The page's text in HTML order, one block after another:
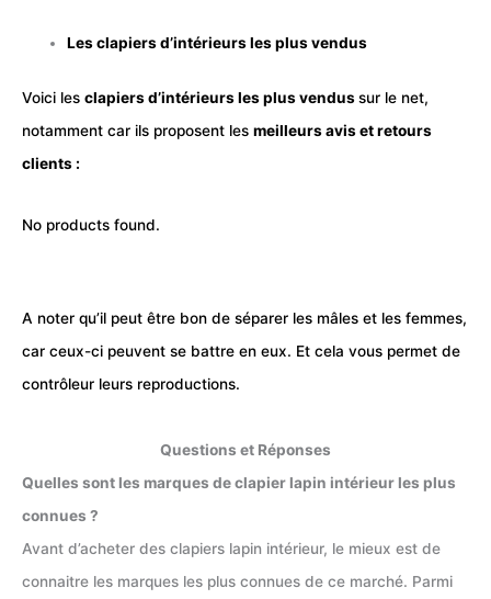
Les clapiers d’intérieurs les plus vendus
Voici les clapiers d’intérieurs les plus vendussur le net,
notamment car ils proposent les meilleurs avis et retours
clients :
No products found.
A noter qu’il peut être bon de séparer les mâles et les femmes,
car ceux-ci peuvent se battre en eux. Et cela vous permet de
contrôleur leurs reproductions.
Questions et Réponses
Quelles sont les marques de clapier lapin intérieur les plus
connues ?
Avant d’acheter des clapiers lapin intérieur, le mieux est de
connaitre les marques les plus connues de ce marché. Parmi